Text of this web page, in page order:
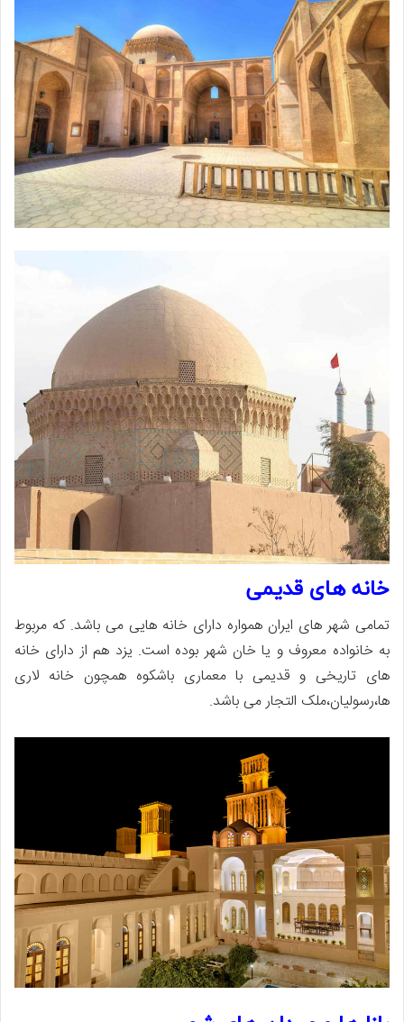
خانه های قدیمی
تمامی شهر های ایران همواره دارای خانه هایی می باشد. که مربوط
به خانواده معروف و یا خان شهر بوده است. یزد هم از دارای خانه
های تاریخی و قدیمی با معماری باشکوه همچون خانه لاری
ها،رسولیان،ملک التجار می باشد.